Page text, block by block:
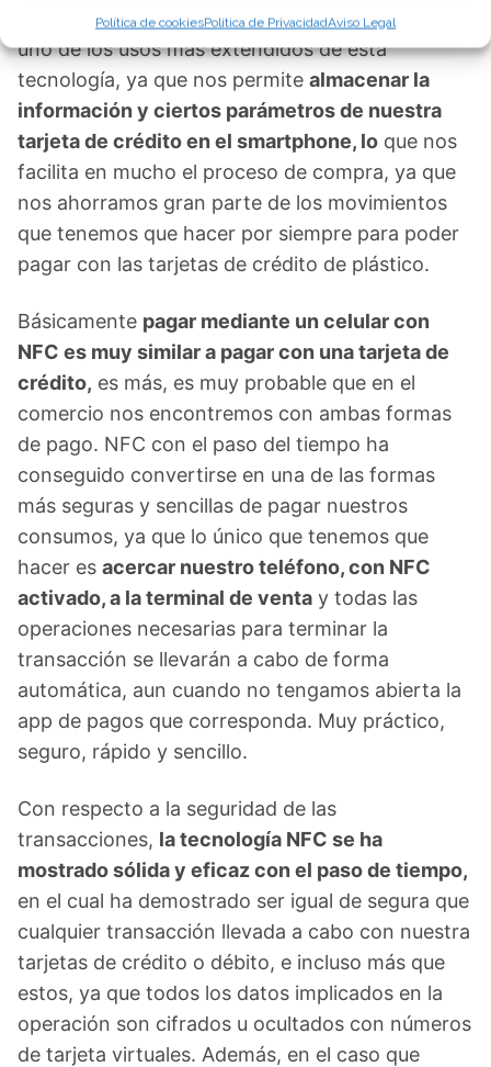
Política de cookiesPolítica de PrivacidadAviso Legal
electrónicos. Y en realidad, por el momento es
uno de los usos más extendidos de esta
tecnología, ya que nos permite almacenar la
información y ciertos parámetros de nuestra
tarjeta de crédito en el smartphone, lo que nos
facilita en mucho el proceso de compra, ya que
nos ahorramos gran parte de los movimientos
que tenemos que hacer por siempre para poder
pagar con las tarjetas de crédito de plástico.
Básicamente pagar mediante un celular con
NFC es muy similar a pagar con una tarjeta de
crédito, es más, es muy probable que en el
comercio nos encontremos con ambas formas
de pago. NFC con el paso del tiempo ha
conseguido convertirse en una de las formas
más seguras y sencillas de pagar nuestros
consumos, ya que lo único que tenemos que
hacer es acercar nuestro teléfono, con NFC
activado, a la terminal de venta y todas las
operaciones necesarias para terminar la
transacción se llevarán a cabo de forma
automática, aun cuando no tengamos abierta la
app de pagos que corresponda. Muy práctico,
seguro, rápido y sencillo.
Con respecto a la seguridad de las
transacciones, la tecnología NFC se ha
mostrado sólida y eficaz con el paso de tiempo,
en el cual ha demostrado ser igual de segura que
cualquier transacción llevada a cabo con nuestra
tarjetas de crédito o débito, e incluso más que
estos, ya que todos los datos implicados en la
operación son cifrados u ocultados con números
de tarjeta virtuales. Además, en el caso que